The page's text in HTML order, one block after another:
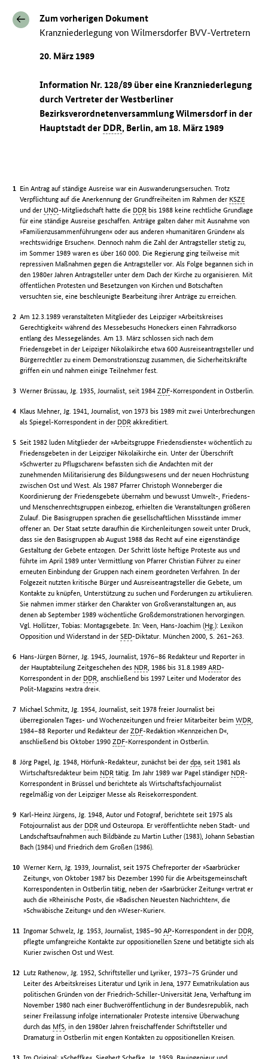
Zum vorherigen Dokument
Kranzniederlegung von Wilmersdorfer BVV-Vertretern
20. März 1989
Information Nr. 128/89 über eine Kranzniederlegung
durch Vertreter der Westberliner
Bezirksverordnetenversammlung Wilmersdorf in der
Hauptstadt der DDR, Berlin, am 18. März 1989
Ein Antrag auf ständige Ausreise war ein Auswanderungsersuchen. Trotz
Verpflichtung auf die Anerkennung der Grundfreiheiten im Rahmen der KSZE
und der UNO-Mitgliedschaft hatte die DDR bis 1988 keine rechtliche Grundlage
für eine ständige Ausreise geschaffen. Anträge galten daher mit Ausnahme von
»Familienzusammenführungen« oder aus anderen »humanitären Gründen« als
»rechtswidrige Ersuchen«. Dennoch nahm die Zahl der Antragsteller stetig zu,
im Sommer 1989 waren es über 160 000. Die Regierung ging teilweise mit
repressiven Maßnahmen gegen die Antragsteller vor. Als Folge begannen sich in
den 1980er Jahren Antragsteller unter dem Dach der Kirche zu organisieren. Mit
öffentlichen Protesten und Besetzungen von Kirchen und Botschaften
versuchten sie, eine beschleunigte Bearbeitung ihrer Anträge zu erreichen.
Am 12.3.1989 veranstalteten Mitglieder des Leipziger »Arbeitskreises
Gerechtigkeit« während des Messebesuchs Honeckers einen Fahrradkorso
entlang des Messegeländes. Am 13. März schlossen sich nach dem
Friedensgebet in der Leipziger Nikolaikirche etwa 600 Ausreiseantragsteller und
Bürgerrechtler zu einem Demonstrationszug zusammen, die Sicherheitskräfte
griffen ein und nahmen einige Teilnehmer fest.
Werner Brüssau, Jg. 1935, Journalist, seit 1984ZDF-Korrespondent in Ostberlin.
Klaus Mehner, Jg. 1941, Journalist, von 1973 bis 1989 mit zwei Unterbrechungen
als Spiegel-Korrespondent in der DDR akkreditiert.
Seit 1982 luden Mitglieder der »Arbeitsgruppe Friedensdienste« wöchentlich zu
Friedensgebeten in der Leipziger Nikolaikirche ein. Unter der Überschrift
»Schwerter zu Pflugscharen« befassten sich die Andachten mit der
zunehmenden Militarisierung des Bildungswesens und der neuen Hochrüstung
zwischen Ost und West. Als 1987 Pfarrer Christoph Wonneberger die
Koordinierung der Friedensgebete übernahm und bewusst Umwelt-, Friedens-
und Menschenrechtsgruppen einbezog, erhielten die Veranstaltungen größeren
Zulauf. Die Basisgruppen sprachen die gesellschaftlichen Missstände immer
offener an. Der Staat setzte daraufhin die Kirchenleitungen soweit unter Druck,
dass sie den Basisgruppen ab August 1988 das Recht auf eine eigenständige
Gestaltung der Gebete entzogen. Der Schritt löste heftige Proteste aus und
führte im April 1989 unter Vermittlung von Pfarrer Christian Führer zu einer
erneuten Einbindung der Gruppen nach einem geordneten Verfahren. In der
Folgezeit nutzten kritische Bürger und Ausreiseantragsteller die Gebete, um
Kontakte zu knüpfen, Unterstützung zu suchen und Forderungen zu artikulieren.
Sie nahmen immer stärker den Charakter von Großveranstaltungen an, aus
denen ab September 1989 wöchentliche Großdemonstrationen hervorgingen.
Vgl. Hollitzer, Tobias: Montagsgebete. In: Veen, Hans-Joachim (Hg.): Lexikon
Opposition und Widerstand in derSED-Diktatur. München 2000, S. 261–263.
Hans-Jürgen Börner, Jg. 1945, Journalist, 1976–86 Redakteur und Reporter in
der Hauptabteilung Zeitgeschehen des NDR , 1986 bis 31.8.1989ARD-
Korrespondent in der DDR , anschließend bis 1997 Leiter und Moderator des
Polit-Magazins »extra drei«.
Michael Schmitz, Jg. 1954, Journalist, seit 1978 freier Journalist bei
überregionalen Tages- und Wochenzeitungen und freier Mitarbeiter beimWDR
1984–88 Reporter und Redakteur derZDF-Redaktion »Kennzeichen D«,
anschließend bis Oktober 1990ZDF-Korrespondent in Ostberlin.
Jörg Pagel, Jg. 1948, Hörfunk-Redakteur, zunächst bei derdpa , seit 1981 als
Wirtschaftsredakteur beim NDR tätig. Im Jahr 1989 war Pagel ständiger NDR-
Korrespondent in Brüssel und berichtete als Wirtschaftsfachjournalist
regelmäßig von der Leipziger Messe als Reisekorrespondent.
Karl-Heinz Jürgens, Jg. 1948, Autor und Fotograf, berichtete seit 1975 als
Fotojournalist aus der DDR und Osteuropa. Er veröffentlichte neben Stadt- und
Landschaftsaufnahmen auch Bildbände zu Martin Luther (1983), Johann Sebastian
Bach (1984) und Friedrich dem Großen (1986).
Werner Kern, Jg. 1939, Journalist, seit 1975 Chefreporter der »Saarbrücker
Zeitung«, von Oktober 1987 bis Dezember 1990 für die Arbeitsgemeinschaft
Korrespondenten in Ostberlin tätig, neben der »Saarbrücker Zeitung« vertrat er
auch die »Rheinische Post«, die »Badischen Neuesten Nachrichten«, die
»Schwäbische Zeitung« und den »Weser-Kurier«.
Ingomar Schwelz, Jg. 1953, Journalist, 1985–90AP-Korrespondent in der DDR
pflegte umfangreiche Kontakte zur oppositionellen Szene und betätigte sich als
Kurier zwischen Ost und West.
Lutz Rathenow, Jg. 1952, Schriftsteller und Lyriker, 1973–75 Gründer und
Leiter des Arbeitskreises Literatur und Lyrik in Jena, 1977 Exmatrikulation aus
politischen Gründen von der Friedrich-Schiller-Universität Jena, Verhaftung im
November 1980 nach einer Buchveröffentlichung in der Bundesrepublik, nach
seiner Freilassung infolge internationaler Proteste intensive Überwachung
durch das MfS , in den 1980er Jahren freischaffender Schriftsteller und
Dramaturg in Ostberlin mit engen Kontakten zu oppositionellen Kreisen.